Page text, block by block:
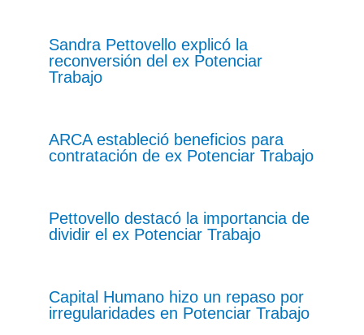
Sandra Pettovello explicó la
reconversión del ex Potenciar
Trabajo
ARCA estableció beneficios para
contratación de ex Potenciar Trabajo
Pettovello destacó la importancia de
dividir el ex Potenciar Trabajo
Capital Humano hizo un repaso por
irregularidades en Potenciar Trabajo